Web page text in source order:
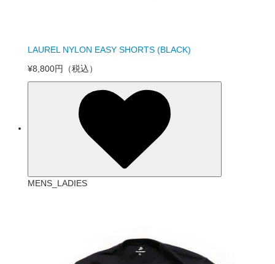
LAUREL NYLON EASY SHORTS (BLACK)
¥8,800円 （税込）
MENS_LADIES